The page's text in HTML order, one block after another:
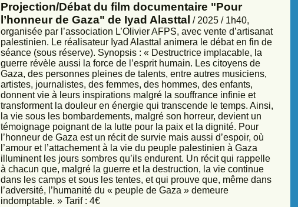
Projection/Débat du film documentaire "Pour
l’honneur de Gaza" de Iyad Alasttal / 2025 / 1h40,
organisée par l’association L’Olivier AFPS, avec vente d’artisanat
palestinien. Le réalisateur Iyad Alasttal animera le débat en fin de
séance (sous réserve). Synopsis : « Destructrice implacable, la
guerre révèle aussi la force de l’esprit humain. Les citoyens de
Gaza, des personnes pleines de talents, entre autres musiciens,
artistes, journalistes, des femmes, des hommes, des enfants,
donnent vie à leurs inspirations malgré la souffrance infinie et
transforment la douleur en énergie qui transcende le temps. Ainsi,
la vie sous les bombardements, malgré son horreur, devient un
témoignage poignant de la lutte pour la paix et la dignité. Pour
l’honneur de Gaza est un récit de survie mais aussi d’espoir, où
l’amour et l’attachement à la vie du peuple palestinien à Gaza
illuminent les jours sombres qu’ils endurent. Un récit qui rappelle
à chacun que, malgré la guerre et la destruction, la vie continue
dans les camps et sous les tentes, et qui prouve que, même dans
l’adversité, l’humanité du « peuple de Gaza » demeure
indomptable. » Tarif : 4€